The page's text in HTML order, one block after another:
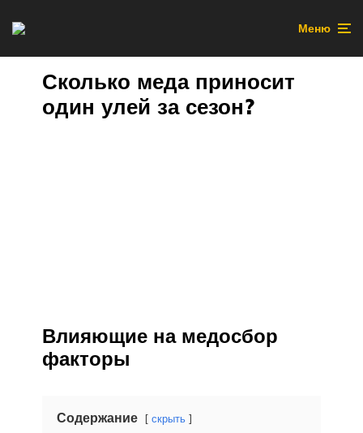
Меню
Сколько меда приносит
один улей за сезон?
Влияющие на медосбор
факторы
Содержание скрыть